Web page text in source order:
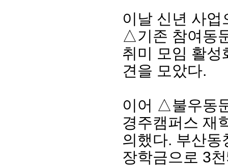
이날 신년 사
△기존 참여동
취미 모임 활
견을 모았다.
이어 △불우동
경주캠퍼스 재
의했다. 부산
장학금으로 3